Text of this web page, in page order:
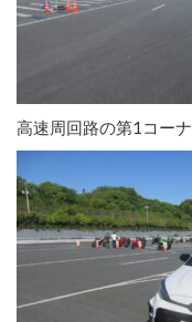
高速周回路の第1コー